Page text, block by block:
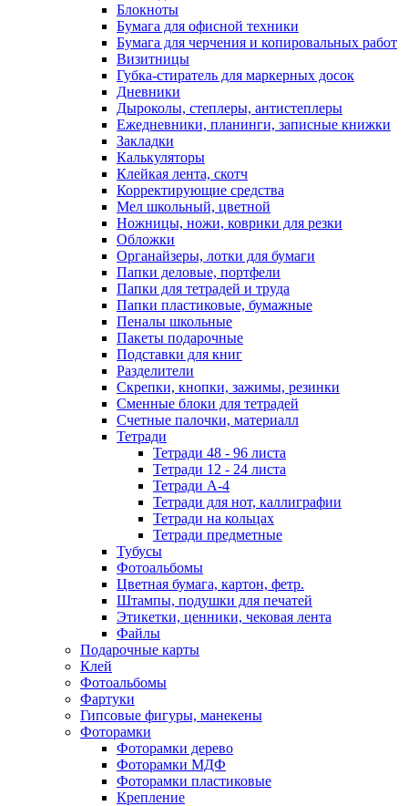
Блокноты
Бумага для офисной техники
Бумага для черчения и копировальных работ
Визитницы
Губка-стиратель для маркерных досок
Дневники
Дыроколы, степлеры, антистеплеры
Ежедневники, планинги, записные книжки
Закладки
Калькуляторы
Клейкая лента, скотч
Корректирующие средства
Мел школьный, цветной
Ножницы, ножи, коврики для резки
Обложки
Органайзеры, лотки для бумаги
Папки деловые, портфели
Папки для тетрадей и труда
Папки пластиковые, бумажные
Пеналы школьные
Пакеты подарочные
Подставки для книг
Разделители
Скрепки, кнопки, зажимы, резинки
Сменные блоки для тетрадей
Счетные палочки, материалл
Тетради
Тетради 48 - 96 листа
Тетради 12 - 24 листа
Тетради А-4
Тетради для нот, каллиграфии
Тетради на кольцах
Тетради предметные
Тубусы
Фотоальбомы
Цветная бумага, картон, фетр.
Штампы, подушки для печатей
Этикетки, ценники, чековая лента
Файлы
Подарочные карты
Клей
Фотоальбомы
Фартуки
Гипсовые фигуры, манекены
Фоторамки
Фоторамки дерево
Фоторамки МДФ
Фоторамки пластиковые
Крепление